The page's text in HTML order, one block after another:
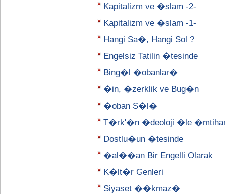
Kapitalizm ve �slam -2-
Kapitalizm ve �slam -1-
Hangi Sa�, Hangi Sol ?
Engelsiz Tatilin �tesinde
Bing�l �obanlar�
�in, �zerklik ve Bug�n
�oban S�l�
T�rk'�n �deoloji �le
Dostlu�un �tesinde
�al��an Bir Engelli Olarak
K�lt�r Genleri
Siyaset ��kmaz�